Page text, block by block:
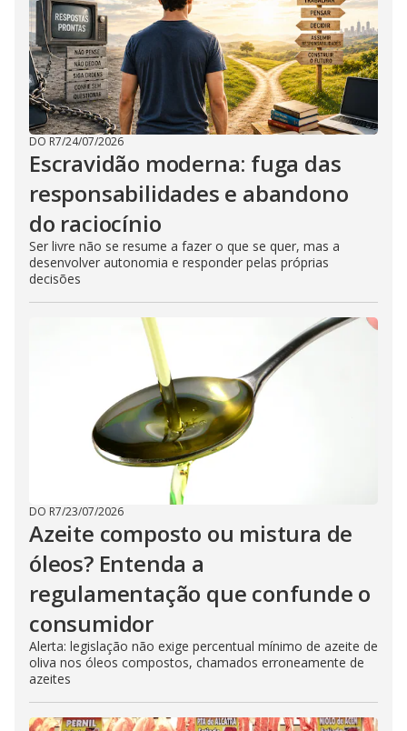
DO R7/24/07/2026
Escravidão moderna: fuga das
responsabilidades e abandono
do raciocínio
Ser livre não se resume a fazer o que se quer, mas a
desenvolver autonomia e responder pelas próprias
decisões
DO R7/23/07/2026
Azeite composto ou mistura de
óleos? Entenda a
regulamentação que confunde o
consumidor
Alerta: legislação não exige percentual mínimo de azeite de
oliva nos óleos compostos, chamados erroneamente de
azeites